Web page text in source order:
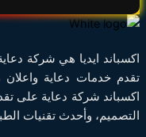
تقدم خدمات دعاية واعلان
اكسباند شركة دعاية على
التصميم، وأحدث تقنيات